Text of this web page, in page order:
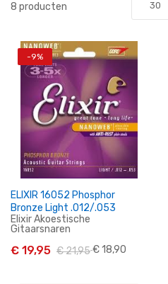
8 producten
-9%
ELIXIR 16052 Phosphor
Bronze Light .012/.053
Elixir Akoestische
Gitaarsnaren
€ 19,95 € 21,95€ 18,90